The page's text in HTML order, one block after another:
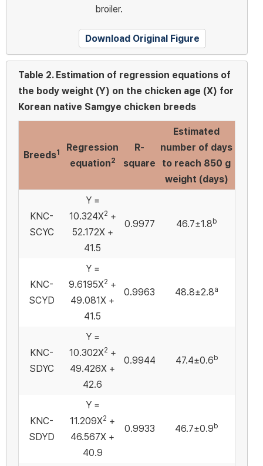
broiler.
Download Original Figure
Table 2. Estimation of regression equations of
the body weight (Y) on the chicken age (X) for
Korean native Samgye chicken breeds
Breeds1
Regression
equation2
R-
square
Estimated
number of days
to reach 850 g
weight (days)
KNC-
SCYC
Y =
10.324X2 +
52.172X +
41.5
0.9977 46.7±1.8 b
KNC-
SCYD
Y =
9.6195X2 +
49.081X +
41.5
0.9963 48.8±2.8a
KNC-
SDYC
Y =
10.302X2 +
49.426X +
42.6
0.9944 47.4±0.6 b
KNC-
SDYD
Y =
11.209X2 +
46.567X +
40.9
0.9933 46.7±0.9 b